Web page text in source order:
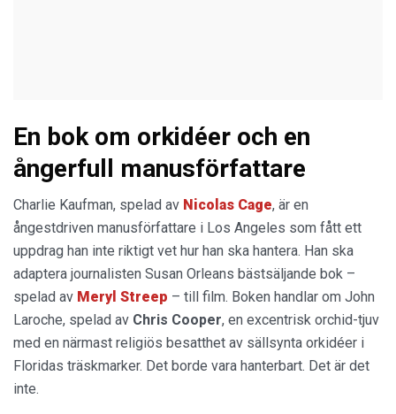
En bok om orkidéer och en
ångerfull manusförfattare
Charlie Kaufman, spelad av Nicolas Cage, är en
ångestdriven manusförfattare i Los Angeles som fått ett
uppdrag han inte riktigt vet hur han ska hantera. Han ska
adaptera journalisten Susan Orleans bästsäljande bok –
spelad av Meryl Streep – till film. Boken handlar om John
Laroche, spelad av Chris Cooper, en excentrisk orchid-tjuv
med en närmast religiös besatthet av sällsynta orkidéer i
Floridas träskmarker. Det borde vara hanterbart. Det är det
inte.